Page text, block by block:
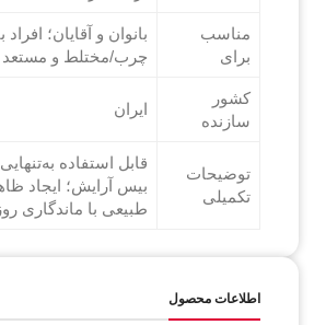
مناسب
برای
بانوان و آقایان؛
چرب/مختلط و مستعد
کشور
سازنده
ایران
توضیحات
تکمیلی
قابل استفاده
بیس آرایش؛ ایجاد
طبیعی با ماندگاری
اطلاعات محصول